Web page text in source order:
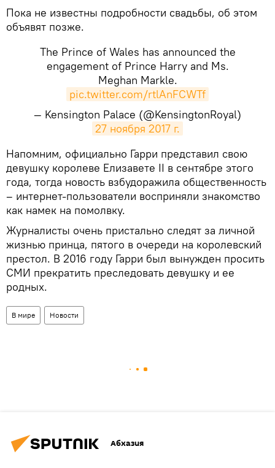
Пока не известны подробности свадьбы, об этом
объявят позже.
The Prince of Wales has announced the
engagement of Prince Harry and Ms.
Meghan Markle.
pic.twitter.com/rtlAnFCWTf
— Kensington Palace (@KensingtonRoyal)
27 ноября 2017 г.
Напомним, официально Гарри представил свою
девушку королеве Елизавете II в сентябре этого
года, тогда новость взбудоражила общественность
– интернет-пользователи восприняли знакомство
как намек на помолвку.
Журналисты очень пристально следят за личной
жизнью принца, пятого в очереди на королевский
престол. В 2016 году Гарри был вынужден просить
СМИ прекратить преследовать девушку и ее
родных.
В мире Новости
Абхазия